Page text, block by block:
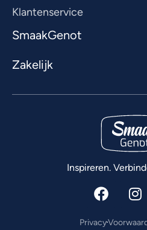
Klantenservice
SmaakGenot
Zakelijk
Inspireren.
Privacy